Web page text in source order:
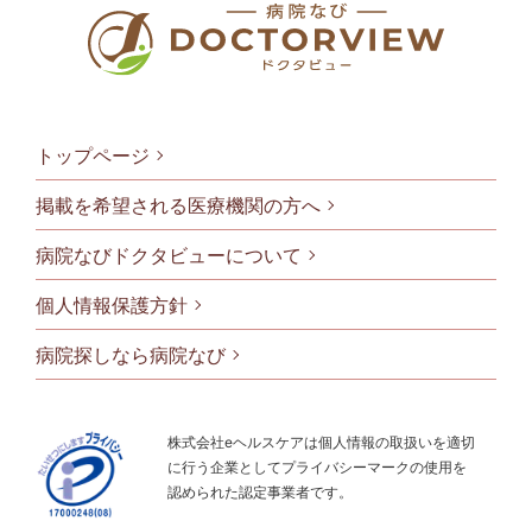
フッタメニ
トップページ
掲載を希望される医療機関の方へ
病院なびドクタビューについて
個人情報保護方針
病院探しなら病院なび
株式会社eヘルスケアは個人情報の取扱いを適切
に行う企業としてプライバシーマークの使用を
認められた認定事業者です。